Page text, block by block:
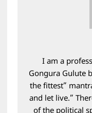
I am a
Gongura Gulute
the fittest”
and let live.”